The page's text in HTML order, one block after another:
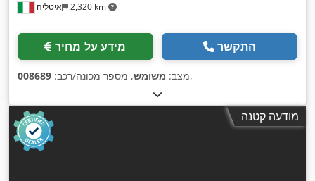
איטליה 2,320 km
מידע על מחיר התקשר
מצב: משומש, מספר מכונה/רכב: 008689 ,
מודעה קטנה